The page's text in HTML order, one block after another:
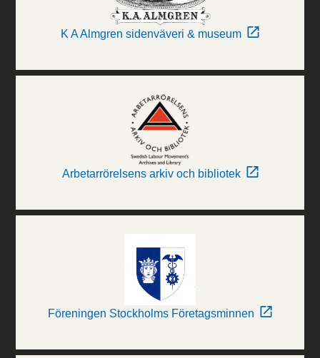
K A Almgren sidenväveri & museum
Arbetarrörelsens arkiv och bibliotek
Föreningen Stockholms Företagsminnen